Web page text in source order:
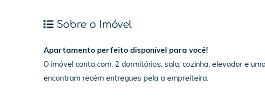
Sobre o Imóvel
Apartamento perfeito disponível para você!
O imóvel conta com: 2 dormitórios, sala, cozinha, elevador e
encontram recém entregues pela a empreiteira.